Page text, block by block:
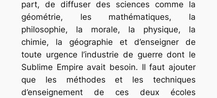
part, de diffuser des sciences comme la
géométrie, les mathématiques, la
philosophie, la morale, la physique, la
chimie, la géographie et d’enseigner de
toute urgence l’industrie de guerre dont le
Sublime Empire avait besoin. Il faut ajouter
que les méthodes et les techniques
d’enseignement de ces deux écoles